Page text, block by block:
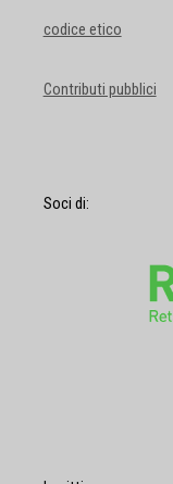
codice etico
Contributi pubblici
Soci di: